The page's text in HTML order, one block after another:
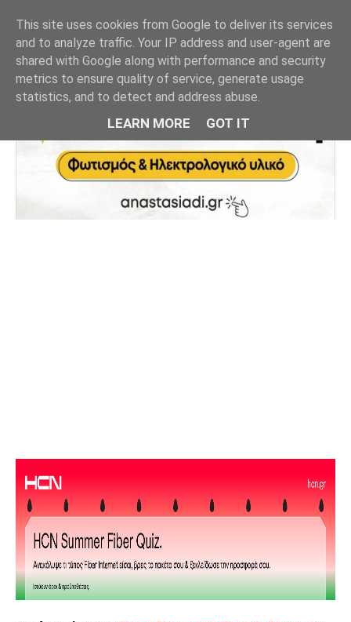
This site uses cookies from Google to deliver its services
and to analyze traffic. Your IP address and user-agent are
shared with Google along with performance and security
metrics to ensure quality of service, generate usage
statistics, and to detect and address abuse.
LEARN MORE GOT IT